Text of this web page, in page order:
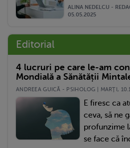
ALINA NEDELCU -
05.05.2025
Editorial
4 lucruri pe care le-am
Mondială a Sănătății
ANDREEA GUICĂ - PSIHOLOG | MARŢI,
E firesc ca
ceva, să ne
profunzime
se face că